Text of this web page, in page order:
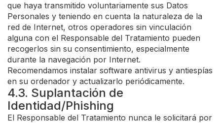
que haya transmitido voluntariamente sus Datos
Personales y teniendo en cuenta la naturaleza de la
red de Internet, otros operadores sin vinculación
alguna con el Responsable del Tratamiento pueden
recogerlos sin su consentimiento, especialmente
durante la navegación por Internet.
Recomendamos instalar software antivirus y antiespías
en su ordenador y actualizarlo periódicamente.
4.3. Suplantación de
Identidad/Phishing
El Responsable del Tratamiento nunca le solicitará por